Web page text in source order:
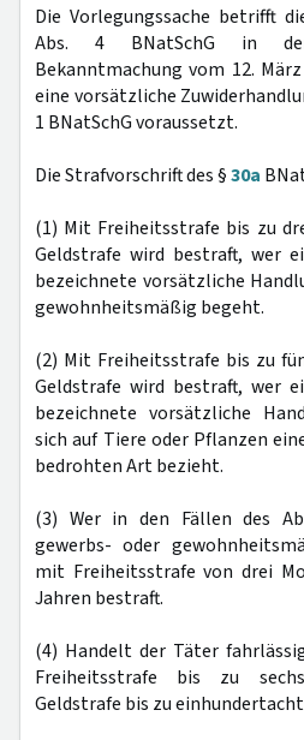
Die Vorlegungssache betrifft
Abs. 4 BNatSchG in
Bekanntmachung vom 12.
eine vorsätzliche
1 BNatSchG voraussetzt.
Die Strafvorschrift des §30a
(1) Mit Freiheitsstrafe bis zu
Geldstrafe wird bestraft, wer
bezeichnete vorsätzliche
gewohnheitsmäßig begeht.
(2) Mit Freiheitsstrafe bis zu
Geldstrafe wird bestraft, wer
bezeichnete vorsätzliche
sich auf Tiere oder Pflanzen
bedrohten Art bezieht.
(3) Wer in den Fällen des
gewerbs- oder
mit Freiheitsstrafe von drei
Jahren bestraft.
(4) Handelt der Täter
Freiheitsstrafe bis zu
Geldstrafe bis zu